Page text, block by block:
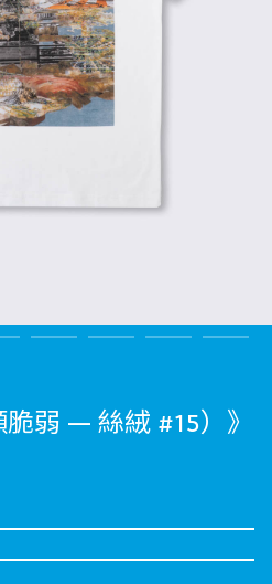
弱 — 絲絨 #15）》